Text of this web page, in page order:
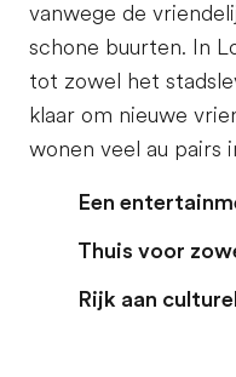
vanwege de
schone buurten. In
tot zowel het
klaar om nieuwe
wonen veel au pairs
Een
Thuis voor
Rijk aan